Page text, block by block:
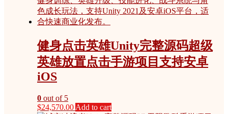
健身点击英雄Unity完整源码超级
英雄放置点击手游项目支持安卓
iOS
0 out of 5
$24,570.00 Add to cart